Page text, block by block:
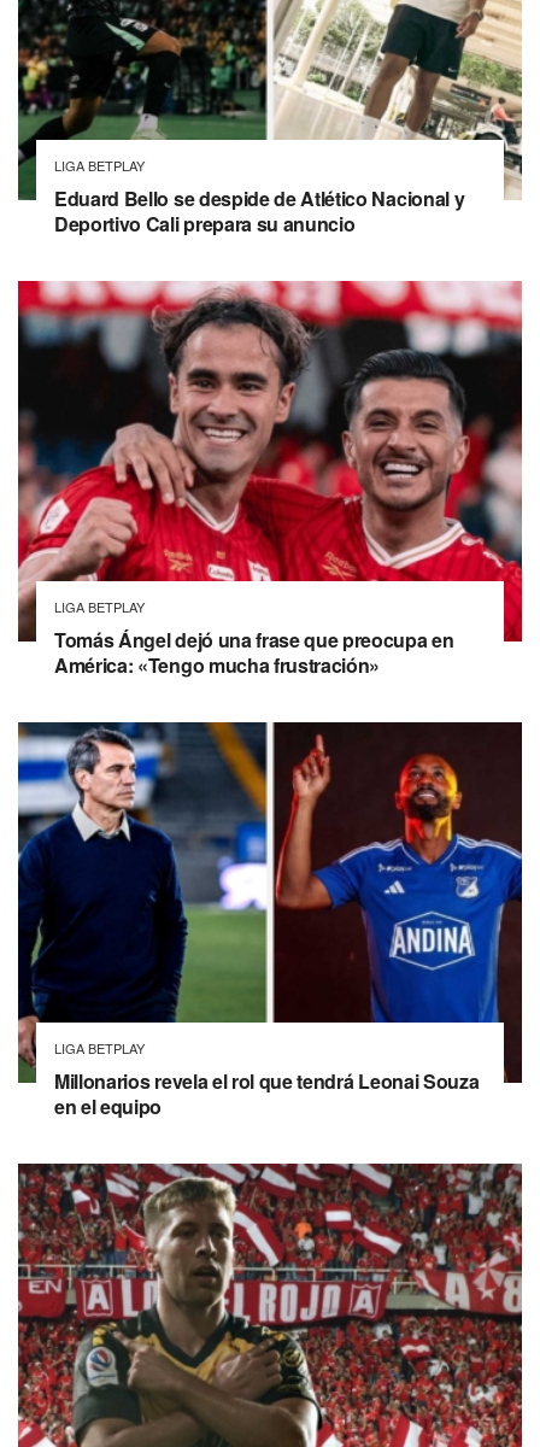
LIGA BETPLAY
Eduard Bello se despide de Atlético Nacional y
Deportivo Cali prepara su anuncio
LIGA BETPLAY
Tomás Ángel dejó una frase que preocupa en
América: «Tengo mucha frustración»
LIGA BETPLAY
Millonarios revela el rol que tendrá Leonai Souza
en el equipo